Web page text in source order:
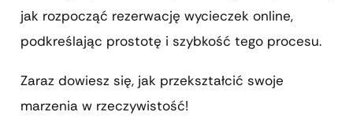
jak rozpocząć rezerwację wycieczek online,
podkreślając prostotę i szybkość tego procesu.
Zaraz dowiesz się, jak przekształcić swoje
marzenia w rzeczywistość!